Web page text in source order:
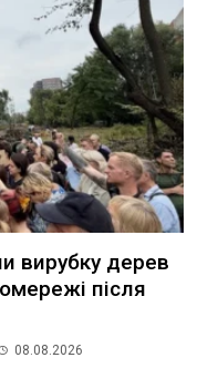
вирубку дерев
після
08.08.2026